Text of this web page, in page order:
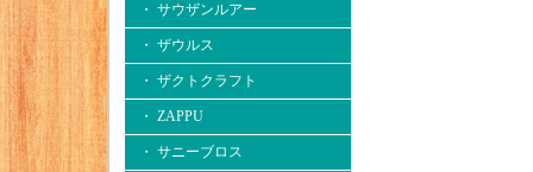
・ サウザンルアー
・ ザウルス
・ ザクトクラフト
・ ZAPPU
・ サニーブロス